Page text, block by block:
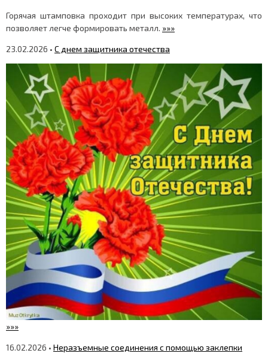
Горячая штамповка проходит при высоких температурах, что
позволяет легче формировать металл. »»»
23.02.2026 • C днем защитника отечества
»»»
16.02.2026 • Неразъемные соединения с помощью заклепки